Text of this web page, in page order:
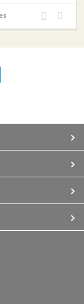
Añadir
Añadir
al